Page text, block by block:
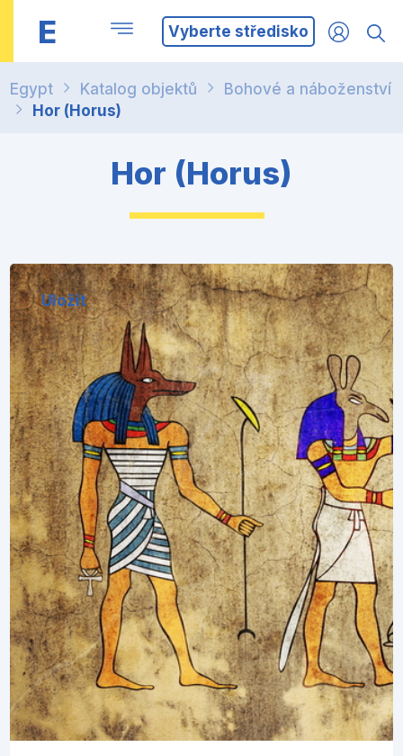
E Vyberte středisko
Egypt Katalog objektů
Bohové a náboženství
Hor (Horus)
Hor (Horus)
Uložit